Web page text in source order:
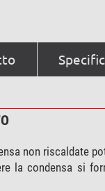
non riscaldate
la condensa si